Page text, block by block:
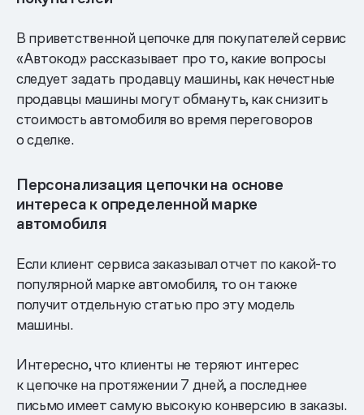
В приветственной цепочке для покупателей сервис
«Автокод» рассказывает про то, какие вопросы
следует задать продавцу машины, как нечестные
продавцы машины могут обмануть, как снизить
стоимость автомобиля во время переговоров
о сделке.
Персонализация цепочки на основе
интереса к определенной марке
автомобиля
Если клиент сервиса заказывал отчет по какой-то
популярной марке автомобиля, то он также
получит отдельную статью про эту модель
машины.
Интересно, что клиенты не теряют интерес
к цепочке на протяжении 7 дней, а последнее
письмо имеет самую высокую конверсию в заказы.